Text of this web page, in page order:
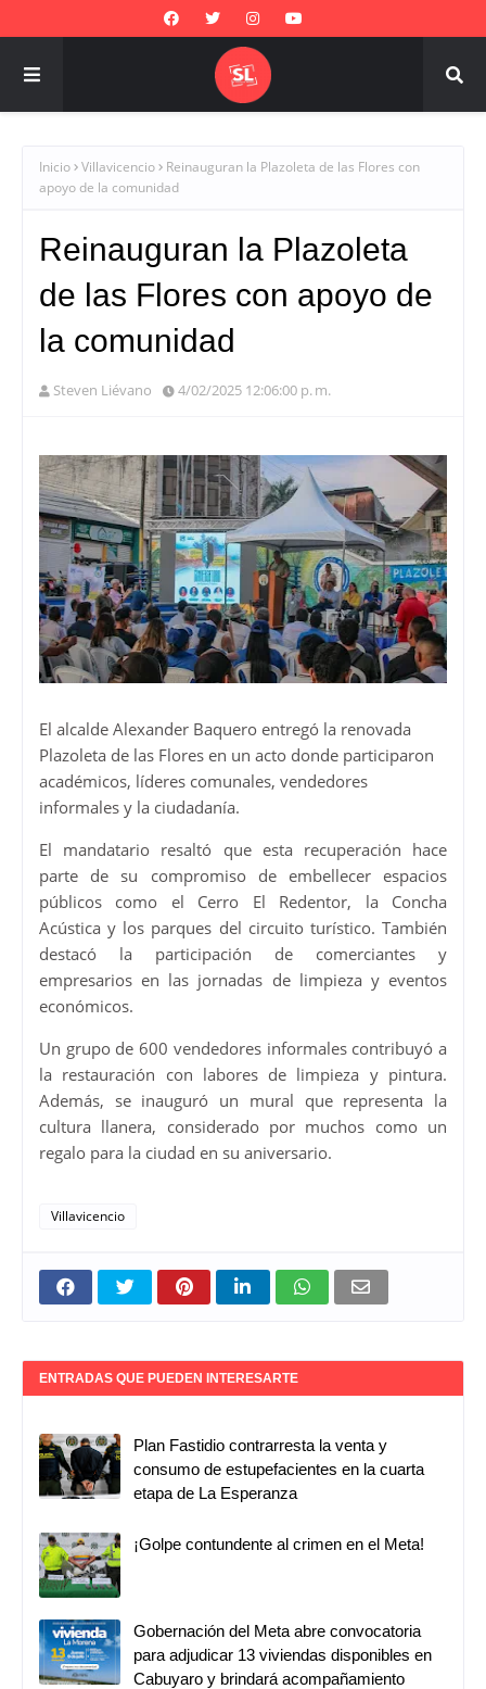
Inicio Villavicencio
Reinauguran la Plazoleta de las Flores con
apoyo de la comunidad
Reinauguran la Plazoleta
de las Flores con apoyo de
la comunidad
Steven Liévano 4/02/2025 12:06:00 p. m.
El alcalde Alexander Baquero entregó la renovada
Plazoleta de las Flores en un acto donde participaron
académicos, líderes comunales, vendedores
informales y la ciudadanía.
El mandatario resaltó que esta recuperación hace
parte de su compromiso de embellecer espacios
públicos como el Cerro El Redentor, la Concha
Acústica y los parques del circuito turístico. También
destacó la participación de comerciantes y
empresarios en las jornadas de limpieza y eventos
económicos.
Un grupo de 600 vendedores informales contribuyó a
la restauración con labores de limpieza y pintura.
Además, se inauguró un mural que representa la
cultura llanera, considerado por muchos como un
regalo para la ciudad en su aniversario.
Villavicencio
ENTRADAS QUE PUEDEN INTERESARTE
Plan Fastidio contrarresta la venta y
consumo de estupefacientes en la cuarta
etapa de La Esperanza
¡Golpe contundente al crimen en el Meta!
Gobernación del Meta abre convocatoria
para adjudicar 13 viviendas disponibles en
Cabuyaro y brindará acompañamiento